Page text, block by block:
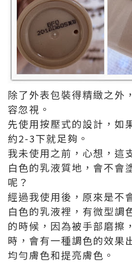
除了外表包裝得精緻之外
容忽視。
先使用按壓式的設計，如
約2-3下就足夠。
我未使用之前，心想，這
白色的乳液質地，會不會
呢？
經過我使用後，原來是不
白色的乳液裡，有微型調
的時候，因為被手部磨擦
時，會有一種調色的效果
均勻膚色和提亮膚色。